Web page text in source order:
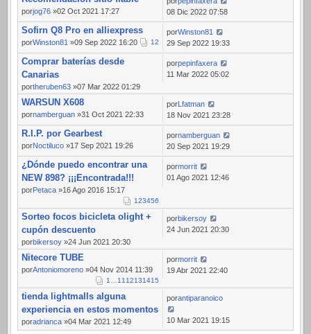
porjog76 »02 Oct 2021 17:27
08 Dic 2022 07:58
Sofirn Q8 Pro en alliexpress
porWinston81 »09 Sep 2022 16:20 12
porWinston81
29 Sep 2022 19:33
Comprar baterías desde
Canarias
portheruben63 »07 Mar 2022 01:29
porpepinfaxera
11 Mar 2022 05:02
WARSUN X608
pornamberguan »31 Oct 2021 22:33
porLfatman
18 Nov 2021 23:28
R.I.P. por Gearbest
porNoctiluco »17 Sep 2021 19:26
pornamberguan
20 Sep 2021 19:29
¿Dónde puedo encontrar una
NEW 898? ¡¡¡Encontrada!!!
porPetaca »16 Ago 2016 15:17
123456
pormorrit
01 Ago 2021 12:46
Sorteo focos bicicleta olight +
cupón descuento
porbikersoy »24 Jun 2021 20:30
porbikersoy
24 Jun 2021 20:30
Nitecore TUBE
porAntoniomoreno »04 Nov 2014 11:39
1 11 12131415
pormorrit
19 Abr 2021 22:40
tienda lightmalls alguna
experiencia en estos momentos
poradrianca »04 Mar 2021 12:49
porantiparanoico
10 Mar 2021 19:15